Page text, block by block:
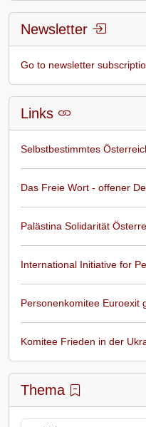
Newsletter
Go to newsletter
Links
Selbstbestimmtes
Das Freie Wort - offener
Palästina Solidarität
International Initiative for
Personenkomitee Euroexit
Komitee Frieden in der
Thema